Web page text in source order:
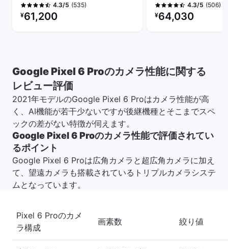
4.3/5 (535)
リファービッシュ品の価格：
¥61,200
4.3/5 (506)
リファービッシュ品の
¥64,030
Google Pixel 6 Proのカメラ性能に関する
レビュー評価
2021年モデルのGoogle Pixel 6 Proはカメラ性能が高
く、AI機能が若干少ないですが後継機種とそこまでスペ
ックの差がない特徴が伺えます。
Google Pixel 6 Proのカメラ性能で評価されてい
るポイント
Google Pixel 6 Proは広角カメラと超広角カメラに加え
て、望遠カメラも搭載されているトリプルカメラシステ
ムとなっています。
Pixel 6 Proのカメ
ラ構成
画素数 絞り値